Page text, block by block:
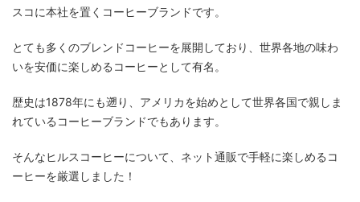
スコに本社を置くコーヒーブランドです。
とても多くのブレンドコーヒーを展開しており、世界各地の味わ
いを安価に楽しめるコーヒーとして有名。
歴史は1878年にも遡り、アメリカを始めとして世界各国で親しま
れているコーヒーブランドでもあります。
そんなヒルスコーヒーについて、ネット通販で手軽に楽しめるコ
ーヒーを厳選しました！